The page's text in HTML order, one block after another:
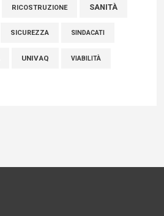
RICOSTRUZIONE SANITÀ
SICUREZZA SINDACATI
UNIVAQ VIABILITÀ